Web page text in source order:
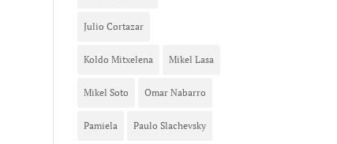
Julio Cortazar
Koldo Mitxelena Mikel Lasa
Mikel Soto Omar Nabarro
Pamiela Paulo Slachevsky